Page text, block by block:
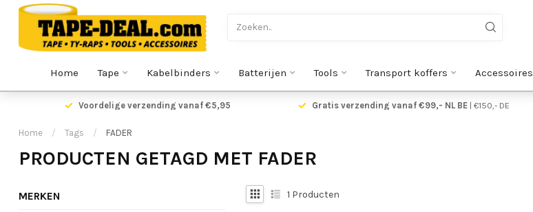
Home Tape Kabelbinders Batterijen Tools Transport koffers Accessoires
Voordelige verzending vanaf €5,95 Gratis verzending vanaf €99,- NL BE| €150,- DE
Home / Tags / FADER
PRODUCTEN GETAGD MET FADER
MERKEN 1 Producten